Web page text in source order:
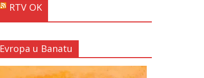
RTV OK
Evropa u Banatu